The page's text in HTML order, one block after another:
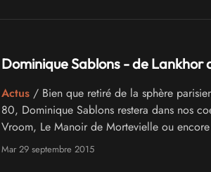
Dominique Sablons - de Lankhor
Actus/ Bien que retiré de la sphère
80, Dominique Sablons restera dans nos
Vroom, Le Manoir de Mortevielle ou
visuelle. Il nous a quitté le mois dernier à
Mar 29 septembre 2015